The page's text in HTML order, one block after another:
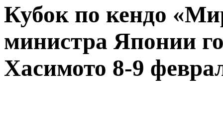
Кубок по кендо
министра Японии
Хасимото 8-9